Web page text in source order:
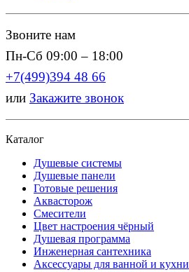
Звоните нам
Пн-Сб 09:00 – 18:00
+7(499)394 48 66
или Закажите звонок
Каталог
Душевые системы
Душевые панели
Готовые решения
Аквасторож
Смесители
Цвет настроения чёрный
Душевая программа
Инженерная сантехника
Аксессуары для ванной и кухни